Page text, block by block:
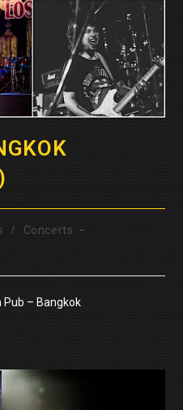
/
Concerts
Pub – Bangkok